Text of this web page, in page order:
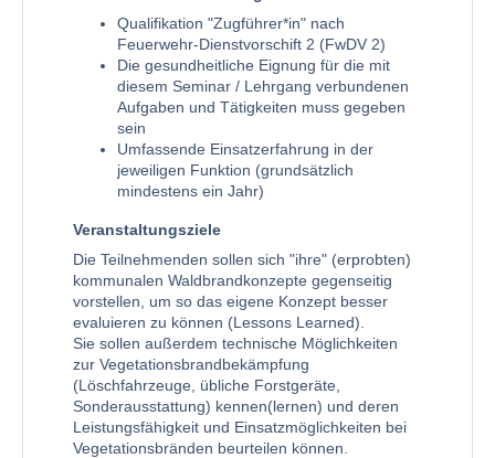
Qualifikation "Zugführer*in" nach
Feuerwehr-Dienstvorschift 2 (FwDV 2)
Die gesundheitliche Eignung für die mit
diesem Seminar / Lehrgang verbundenen
Aufgaben und Tätigkeiten muss gegeben
sein
Umfassende Einsatzerfahrung in der
jeweiligen Funktion (grundsätzlich
mindestens ein Jahr)
Veranstaltungsziele
Die Teilnehmenden sollen sich "ihre" (erprobten)
kommunalen Waldbrandkonzepte gegenseitig
vorstellen, um so das eigene Konzept besser
evaluieren zu können (Lessons Learned).
Sie sollen außerdem technische Möglichkeiten
zur Vegetationsbrandbekämpfung
(Löschfahrzeuge, übliche Forstgeräte,
Sonderausstattung) kennen(lernen) und deren
Leistungsfähigkeit und Einsatzmöglichkeiten bei
Vegetationsbränden beurteilen können.